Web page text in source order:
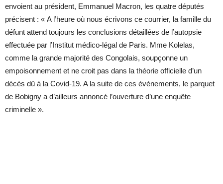
envoient au président, Emmanuel Macron, les quatre députés
précisent : « A l’heure où nous écrivons ce courrier, la famille du
défunt attend toujours les conclusions détaillées de l’autopsie
effectuée par l’Institut médico-légal de Paris. Mme Kolelas,
comme la grande majorité des Congolais, soupçonne un
empoisonnement et ne croit pas dans la théorie officielle d’un
décès dû à la Covid-19. A la suite de ces événements, le parquet
de Bobigny a d’ailleurs annoncé l’ouverture d’une enquête
criminelle ».